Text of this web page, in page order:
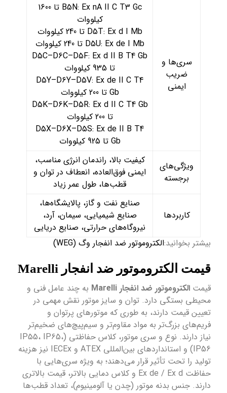
سری‌ها و
ضریب
ایمنی
B5N: Ex nA II C T3 Gc تا 1600
کیلووات
D5T: Ex d I Mb تا 240 کیلووات
D5U: Ex de I Mb تا 240 کیلووات
D5C–D6C–D5F: Ex d II B T4 Gb
تا 935 کیلووات
D5Y–D6Y–D5V: Ex de II C T4
Gb تا 200 کیلووات
D5K–D6K–D5R: Ex d II C T4 Gb
تا 200 کیلووات
D5X–D6X–D5S: Ex de II B T4
Gb تا 925 کیلووات
ویژگی‌های
برجسته
کیفیت بالا، راندمان انرژی مناسب،
ایمنی فوق‌العاده، انعطاف در توان و
قطب‌ها، طول عمر زیاد
کاربردها
صنایع نفت و گاز، پالایشگاه‌ها،
صنایع شیمیایی، سیمان، آرد،
نیروگاه‌های حرارتی، صنایع دریایی
بیشتر بخوانید:الکتروموتور ضد انفجار وگ (WEG)
قیمت الکتروموتور ضد انفجار Marelli
قیمتالکتروموتور ضد انفجار Marelli
به چند عامل فنی و
محیطی بستگی دارد. توان و سایز موتور نقش مهمی در
تعیین قیمت دارند، به طوری که موتورهای پرتوان و
فریم‌های بزرگ‌تر به مواد مقاوم‌تر و سیم‌پیچ‌های ضخیم‌تر
نیاز دارند. نوع و سری موتور، کلاس حفاظتی (IP55، IP65،
IP56) و استانداردهای بین‌المللی ATEX و IECEx نیز هزینه
تولید را تحت تأثیر قرار می‌دهند؛ به ویژه سری‌هایی با
حفاظت Ex de / Ex d و کلاس دمایی بالاتر، قیمت بالاتری
دارند. جنس بدنه موتور (چدن یا آلومینیوم)، تعداد قطب‌ها